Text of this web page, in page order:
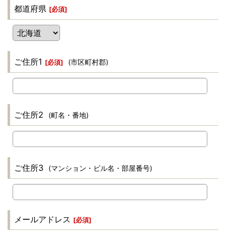
都道府県 [必須]
ご住所1 [必須] (市区町村郡)
ご住所2 (町名・番地)
ご住所3 (マンション・ビル名・部屋番号)
メールアドレス [必須]